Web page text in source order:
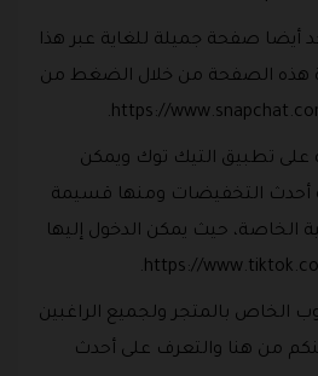
صفحة جميلة للغاية عبر هذا
هذه الصفحة من خلال الضغط من
على تطبيق التيك توك ويمكن
أحدث التخفيضات ومنها قسيمة
الخاصة، حيث يمكن الدخول إليها
الخاص بالمتجر ولجميع الراغبين
من هنا والتعرف على أحدث